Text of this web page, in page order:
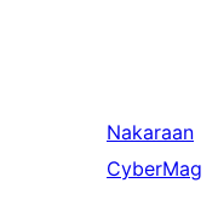
Nakaraan
CyberMag